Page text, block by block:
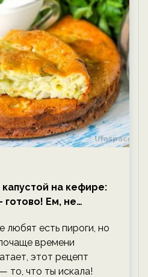
на кефире:
готово! Ем, не
любят есть пироги, но
времени
этот рецепт
то, что ты искала!